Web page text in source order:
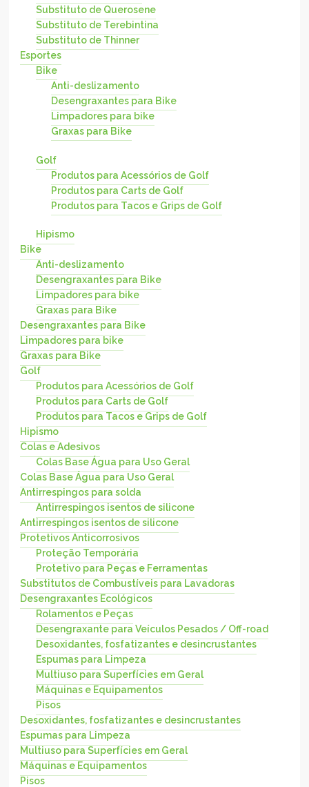
Substituto de Querosene
Substituto de Terebintina
Substituto de Thinner
Esportes
Bike
Anti-deslizamento
Desengraxantes para Bike
Limpadores para bike
Graxas para Bike
Golf
Produtos para Acessórios de Golf
Produtos para Carts de Golf
Produtos para Tacos e Grips de Golf
Hipismo
Bike
Anti-deslizamento
Desengraxantes para Bike
Limpadores para bike
Graxas para Bike
Desengraxantes para Bike
Limpadores para bike
Graxas para Bike
Golf
Produtos para Acessórios de Golf
Produtos para Carts de Golf
Produtos para Tacos e Grips de Golf
Hipismo
Colas e Adesivos
Colas Base Água para Uso Geral
Colas Base Água para Uso Geral
Antirrespingos para solda
Antirrespingos isentos de silicone
Antirrespingos isentos de silicone
Protetivos Anticorrosivos
Proteção Temporária
Protetivo para Peças e Ferramentas
Substitutos de Combustíveis para Lavadoras
Desengraxantes Ecológicos
Rolamentos e Peças
Desengraxante para Veículos Pesados / Off-road
Desoxidantes, fosfatizantes e desincrustantes
Espumas para Limpeza
Multiuso para Superfícies em Geral
Máquinas e Equipamentos
Pisos
Desoxidantes, fosfatizantes e desincrustantes
Espumas para Limpeza
Multiuso para Superfícies em Geral
Máquinas e Equipamentos
Pisos